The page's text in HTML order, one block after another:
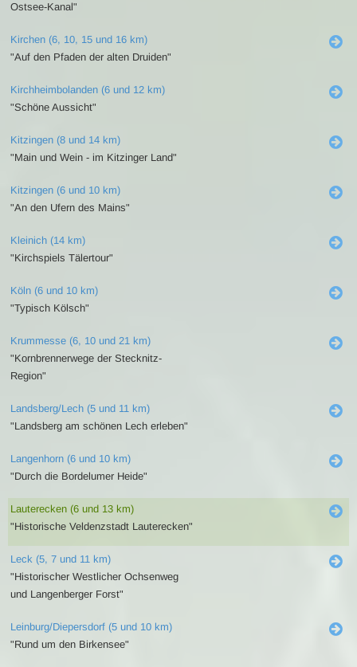
Ostsee-Kanal"
Kirchen (6, 10, 15 und 16 km)
"Auf den Pfaden der alten Druiden"
Kirchheimbolanden (6 und 12 km)
"Schöne Aussicht"
Kitzingen (8 und 14 km)
"Main und Wein - im Kitzinger Land"
Kitzingen (6 und 10 km)
"An den Ufern des Mains"
Kleinich (14 km)
"Kirchspiels Tälertour"
Köln (6 und 10 km)
"Typisch Kölsch"
Krummesse (6, 10 und 21 km)
"Kornbrennerwege der Stecknitz-
Region"
Landsberg/Lech (5 und 11 km)
"Landsberg am schönen Lech erleben"
Langenhorn (6 und 10 km)
"Durch die Bordelumer Heide"
Lauterecken (6 und 13 km)
"Historische Veldenzstadt Lauterecken"
Leck (5, 7 und 11 km)
"Historischer Westlicher Ochsenweg
und Langenberger Forst"
Leinburg/Diepersdorf (5 und 10 km)
"Rund um den Birkensee"